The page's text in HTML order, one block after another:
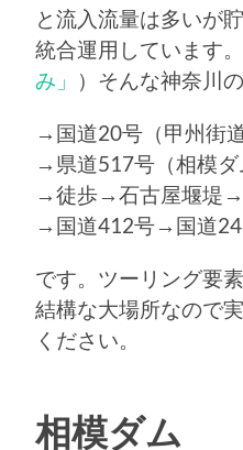
と流入流量は多いが
統合運用しています
み」
）そんな神奈川
→国道20号（甲州街
→県道517号（相模
→徒歩→石古屋堰堤
→国道412号→国道
です。ツーリング要
結構な大場所なので
ください。
相模ダム